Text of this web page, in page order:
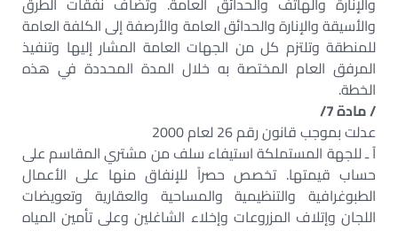
والأسيقة والإنارة والحدائق العامة والأرصفة إلى الكلفة العامة
للمنطقة وتلتزم كل من الجهات العامة المشار إليها وتنفيذ
المرفق العام المختصة به خلال المدة المحددة في هذه
الخطة.
/ مادة 7/
عدلت بموجب قانون رقم 26 لعام 2000
آ ـ للجهة المستملكة استيفاء سلف من مشتري المقاسم على
حساب قيمتها. تخصص حصراً للإنفاق منها على الأعمال
الطبوغرافية والتنظيمية والمساحية والعقارية وتعويضات
اللجان وإتلاف المزروعات وإخلاء الشاغلين وعلى تأمين المياه